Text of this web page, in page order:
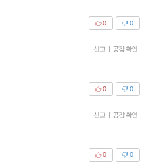
0
0
신고 | 공감 확인
0
0
신고 | 공감 확인
0
0